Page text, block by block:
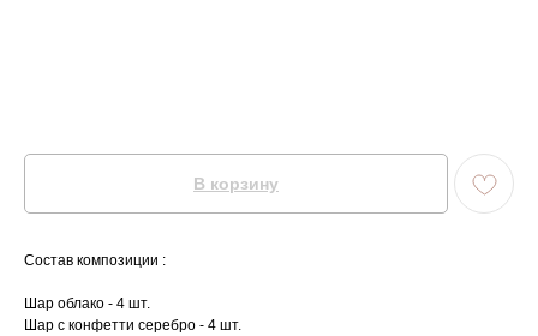
В корзину
Состав композиции :
Шар облако - 4 шт.
Шар с конфетти серебро - 4 шт.